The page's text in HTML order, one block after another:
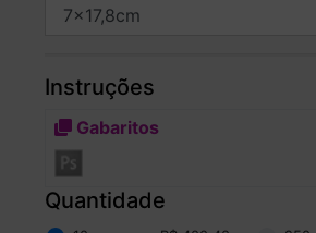
Instruções
Gabaritos
Quantidade